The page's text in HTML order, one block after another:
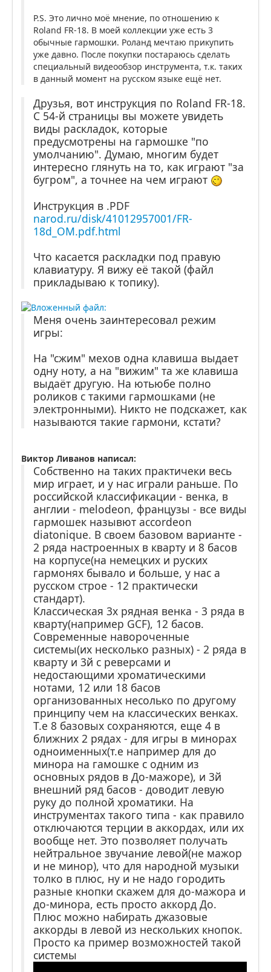
P.S. Это лично моё мнение, по отношению к
Roland FR-18. В моей коллекции уже есть 3
обычные гармошки. Роланд мечтаю прикупить
уже давно. После покупки постараюсь сделать
специальный видеообзор инструмента, т.к. таких
в данный момент на русском языке ещё нет.
Друзья, вот инструкция по Roland FR-18.
С 54-й страницы вы можете увидеть
виды раскладок, которые
предусмотрены на гармошке "по
умолчанию". Думаю, многим будет
интересно глянуть на то, как играют "за
бугром", а точнее на чем играют
Инструкция в .PDF
narod.ru/disk/41012957001/FR-
18d_OM.pdf.html
Что касается раскладки под правую
клавиатуру. Я вижу её такой (файл
прикладываю к топику).
Меня очень заинтересовал режим
игры:
На "сжим" мехов одна клавиша выдает
одну ноту, а на "вижим" та же клавиша
выдаёт другую. На ютьюбе полно
роликов с такими гармошками (не
электронными). Никто не подскажет, как
называются такие гармони, кстати?
Виктор Ливанов написал:
Собственно на таких практичеки весь
мир играет, и у нас играли раньше. По
российской классификации - венка, в
англии - melodeon, французы - все виды
гармошек назывют accordeon
diatonique. В своем базовом варианте -
2 ряда настроенных в кварту и 8 басов
на корпусе(на немецких и руских
гармонях бывало и больше, у нас а
русском строе - 12 практически
стандарт).
Классическая 3х рядная венка - 3 ряда в
кварту(например GCF), 12 басов.
Современные навороченные
системы(их несколько разных) - 2 ряда в
кварту и 3й с реверсами и
недостающими хроматическими
нотами, 12 или 18 басов
организованных несолько по другому
принципу чем на классических венках.
Т.е 8 базовых сохраняются, еще 4 в
ближних 2 рядах - для игры в минорах
одноименных(т.е например для до
минора на гамошке с одним из
основных рядов в До-мажоре), и 3й
внешний ряд басов - доводит левую
руку до полной хроматики. На
инструментах такого типа - как правило
отключаются терции в аккордах, или их
вообще нет. Это позволяет получать
нейтральное звучание левой(не мажор
и не минор), что для народной музыки
толко в плюс, ну и не надо городить
разные кнопки скажем для до-мажора и
до-минора, есть просто аккорд До.
Плюс можно набирать джазовые
аккорды в левой из нескольких кнопок.
Просто ка пример возможностей такой
системы